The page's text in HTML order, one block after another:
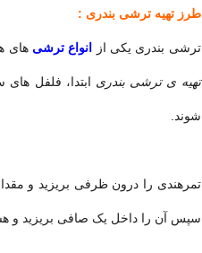
طرز تهیه ترشیبندری :
ترشی بندری یکی از انواع ترشی های
تهیه ی ترشی بندری ابتدا، فلفل
شوند.
تمرهندی را درون ظرفی بریزید و
سپس آن را داخل یک صافی بریزید و